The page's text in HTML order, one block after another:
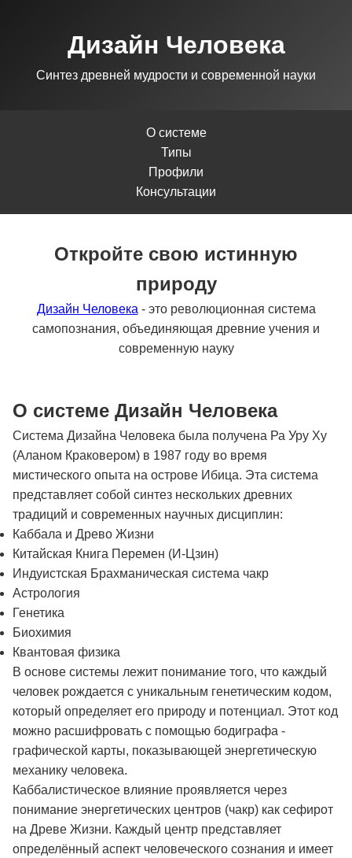
Дизайн Человека
Синтез древней мудрости и современной науки
О системе
Типы
Профили
Консультации
Откройте свою истинную
природу
Дизайн Человека - это революционная система
самопознания, объединяющая древние учения и
современную науку
О системе Дизайн Человека
Система Дизайна Человека была получена Ра Уру Ху
(Аланом Краковером) в 1987 году во время
мистического опыта на острове Ибица. Эта система
представляет собой синтез нескольких древних
традиций и современных научных дисциплин:
Каббала и Древо Жизни
Китайская Книга Перемен (И-Цзин)
Индуистская Брахманическая система чакр
Астрология
Генетика
Биохимия
Квантовая физика
В основе системы лежит понимание того, что каждый
человек рождается с уникальным генетическим кодом,
который определяет его природу и потенциал. Этот код
можно расшифровать с помощью бодиграфа -
графической карты, показывающей энергетическую
механику человека.
Каббалистическое влияние проявляется через
понимание энергетических центров (чакр) как сефирот
на Древе Жизни. Каждый центр представляет
определённый аспект человеческого сознания и имеет